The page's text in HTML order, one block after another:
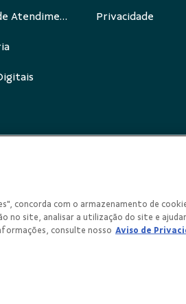
Canais de Atendimento Privacidade
concorda com o armazenamento de
no site, analisar a utilização do site e ajudar
consulte nosso Aviso de